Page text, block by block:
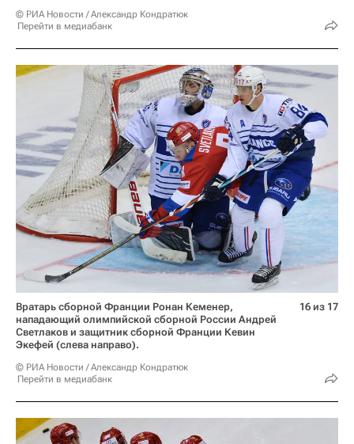
© РИА Новости / Александр Кондратюк
Перейти в медиабанк
Вратарь сборной Франции Ронан Кеменер,
нападающий олимпийской сборной России Андрей
Светлаков и защитник сборной Франции Кевин
Экефей (слева направо).
© РИА Новости / Александр Кондратюк
Перейти в медиабанк
16 из 17